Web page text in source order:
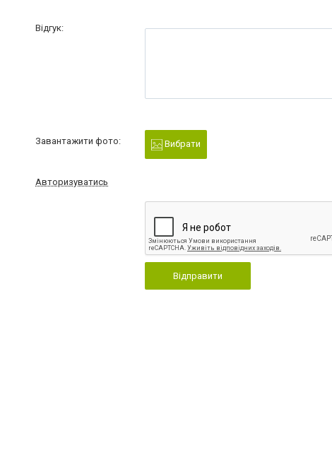
Відгук:
Завантажити фото: Вибрати
Авторизуватись
Відправити